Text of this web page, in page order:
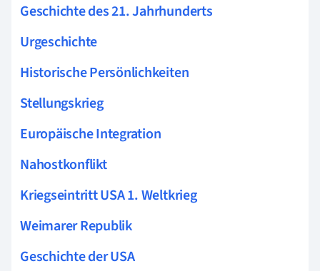
Geschichte des 21. Jahrhunderts
Urgeschichte
Historische Persönlichkeiten
Stellungskrieg
Europäische Integration
Nahostkonflikt
Kriegseintritt USA 1. Weltkrieg
Weimarer Republik
Geschichte der USA